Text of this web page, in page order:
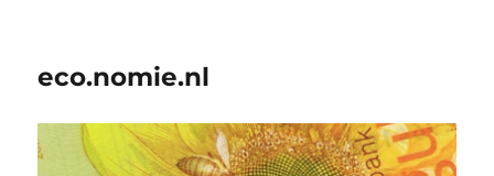
eco.nomie.nl